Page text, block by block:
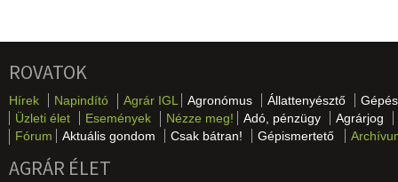
ROVATOK
Hírek Napindító Agrár IGL Agronómus Állattenyésztő
Üzleti élet
Események Nézze meg! Adó, pénzügy
Agrárjog
Fórum
Aktuális gondom Csak bátran! Gépismertető
AGRÁR ÉLET